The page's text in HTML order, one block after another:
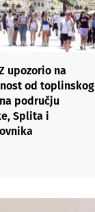
upozorio na
od toplinskog
području
Splita i